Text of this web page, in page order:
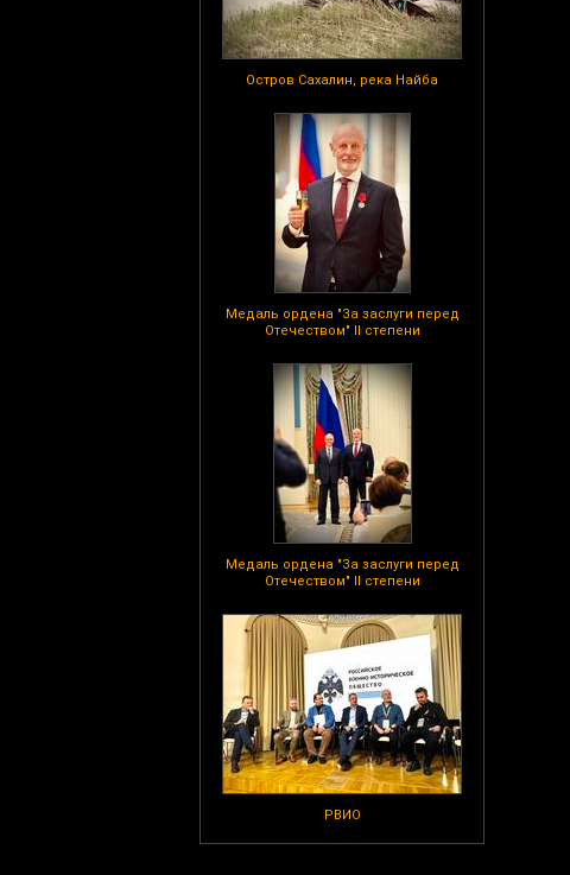
Остров Сахалин, река Найба
Медаль ордена "За заслуги перед
Отечеством" II степени
Медаль ордена "За заслуги перед
Отечеством" II степени
РВИО